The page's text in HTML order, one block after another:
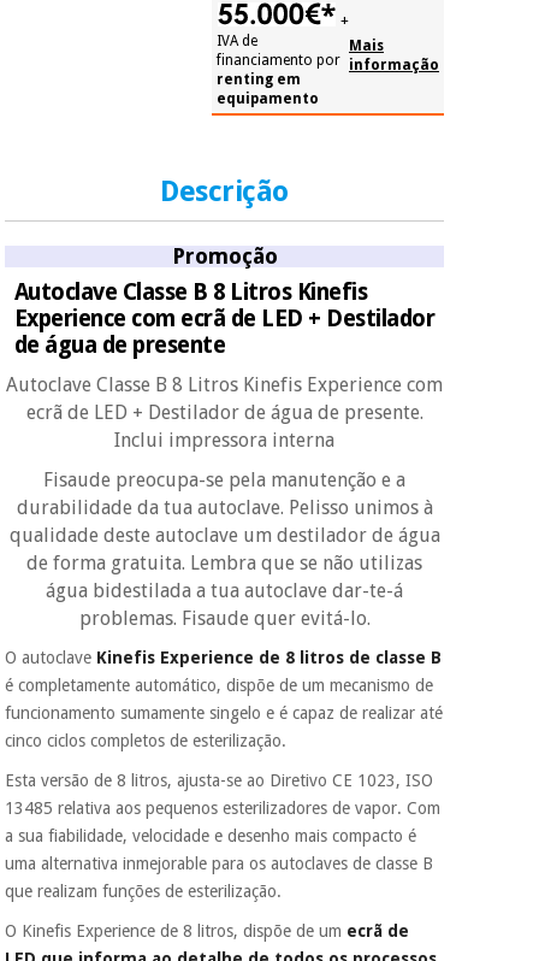
É gratuito para si
porque a SeQura
colabora com a
Fisaude para que
assim seja.
hoje paga apenas 1/3
do valor. As restantes
duas prestações
serão cobradas no
mesmo dia de cada
mês.
Sem
Pode adiantar o
pagamento total ou
parcial quando
quiser, sem
truques.
Os seus dados
protegidos.Não
vendemos os seus
dados a terceiros
nem o
incomodaremos para
tentar vender-lhe um
crédito pessoal.
+
IVA de
financiamento por
renting em
equipamento
Mais
informação
Descrição
Promoção
Autoclave Classe B 8 Litros Kinefis
Experience com ecrã de LED + Destilador
de água de presente
Autoclave Classe B 8 Litros Kinefis Experience com
ecrã de LED + Destilador de água de presente.
Inclui impressora interna
Fisaude preocupa-se pela manutenção e a
durabilidade da tua autoclave. Pelisso unimos à
qualidade deste autoclave um destilador de água
de forma gratuita. Lembra que se não utilizas
água bidestilada a tua autoclave dar-te-á
problemas. Fisaude quer evitá-lo.
O autoclave Kinefis Experience de 8 litros de classe B
é completamente automático, dispõe de um mecanismo de
funcionamento sumamente singelo e é capaz de realizar até
cinco ciclos completos de esterilização.
Esta versão de 8 litros, ajusta-se ao Diretivo CE 1023, ISO
13485 relativa aos pequenos esterilizadores de vapor. Com
a sua fiabilidade, velocidade e desenho mais compacto é
uma alternativa inmejorable para os autoclaves de classe B
que realizam funções de esterilização.
O Kinefis Experience de 8 litros, dispõe de um ecrã de